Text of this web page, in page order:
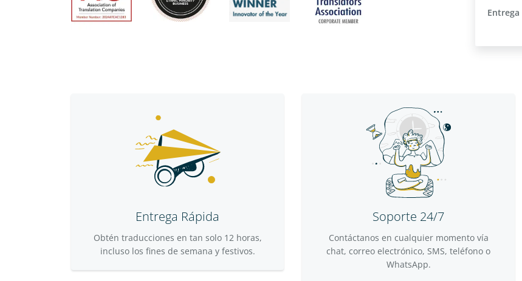
Entrega Rápida
Obtén traducciones en tan solo 12 horas,
incluso los fines de semana y festivos.
Soporte 24/7
Contáctanos en cualquier momento vía
chat, correo electrónico, SMS, teléfono o
WhatsApp.